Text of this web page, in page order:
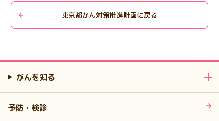
東京都がん対策推進計画に戻る
がんを知る
予防・検診